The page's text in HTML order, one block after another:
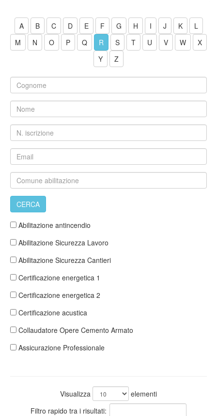
A B C D E F G H I J K
L
M
N O P Q R S T U V W
X
Y
Z
CERCA
Abilitazione antincendio
Abilitazione Sicurezza Lavoro
Abilitazione Sicurezza Cantieri
Certificazione energetica 1
Certificazione energetica 2
Certificazione acustica
Collaudatore Opere Cemento Armato
Assicurazione Professionale
Visualizza
elementi
Filtro rapido tra i risultati: